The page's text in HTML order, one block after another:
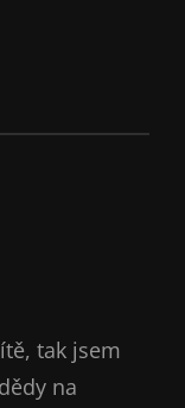
tak jsem
na